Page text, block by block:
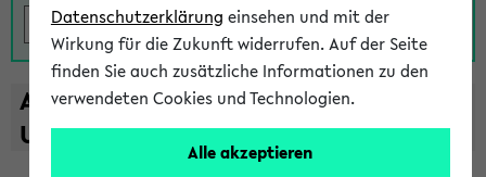
A B C D E F G H I J K L M N O
U
V W X Y
Z
Datenschutzerklärung einsehen und mit der
Wirkung für die Zukunft widerrufen. Auf der Seite
finden Sie auch zusätzliche Informationen zu den
verwendeten Cookies und Technologien.
Alle akzeptieren